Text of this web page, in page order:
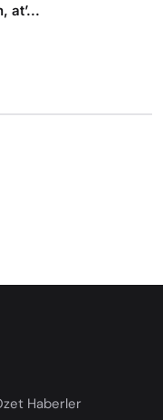
at’...
Haberler